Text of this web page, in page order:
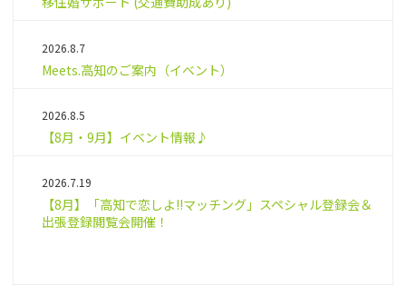
2026.8.7
Meets.高知のご案内（イベント）
2026.8.5
【8月・9月】イベント情報♪
2026.7.19
【8月】「高知で恋しよ!!マッチング」スペシャル登録会＆
出張登録閲覧会開催！